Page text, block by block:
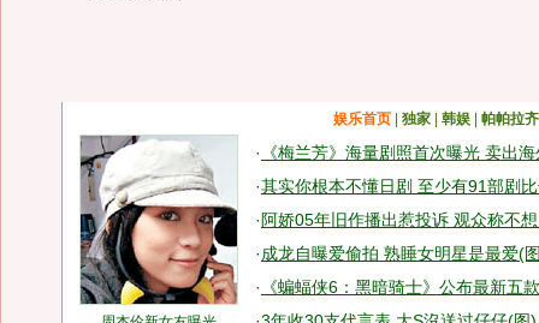
娱乐首页 独家 韩娱 帕帕拉齐
·
《梅兰芳》海量剧照首次曝光 卖出
·其实你根本不懂日剧 至少有91部剧
· 阿娇05年旧作播出惹投诉 观众称不
·成龙自曝爱偷拍 熟睡女明星是最爱(
·
《蝙蝠侠6：黑暗骑士》公布最新五